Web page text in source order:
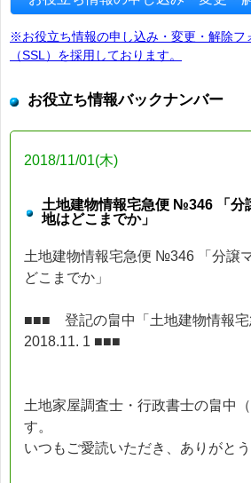
※お役立ち情報の申し込み・変更・解除フ
（SSL）を採用しております。
お役立ち情報バックナンバー
2018/11/01(木)
土地建物情報宅急便 №346 「分
地はどこまでか」
土地建物情報宅急便 №346 「分譲
どこまでか」
■■■ 登記の畠中「土地建物情報
2018.11. 1 ■■■
土地家屋調査士・行政書士の畠中
す。
いつもご愛読いただき、ありがとう